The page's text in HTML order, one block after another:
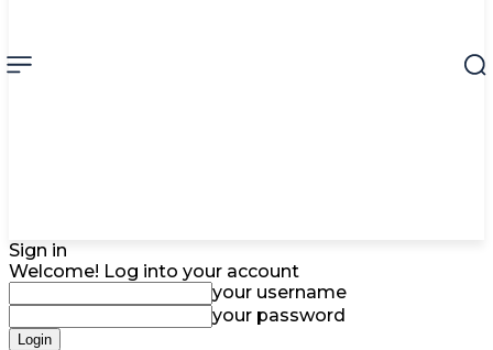
Sign in
Welcome! Log into your account
your username
your password